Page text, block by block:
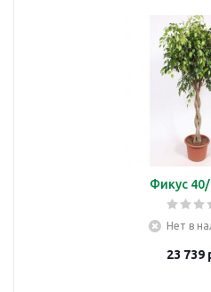
Фикус
Нет в
23 739